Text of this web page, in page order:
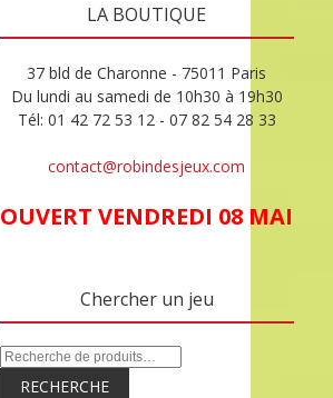
LA BOUTIQUE
37 bld de Charonne - 75011 Paris
Du lundi au samedi de 10h30 à 19h30
Tél: 01 42 72 53 12 - 07 82 54 28 33
contact@robindesjeux.com
OUVERT VENDREDI 08 MAI
Chercher un jeu
RECHERCHE